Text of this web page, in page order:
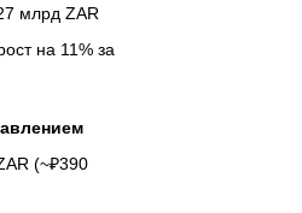
млрд ZAR
на 11% за
(~₽390